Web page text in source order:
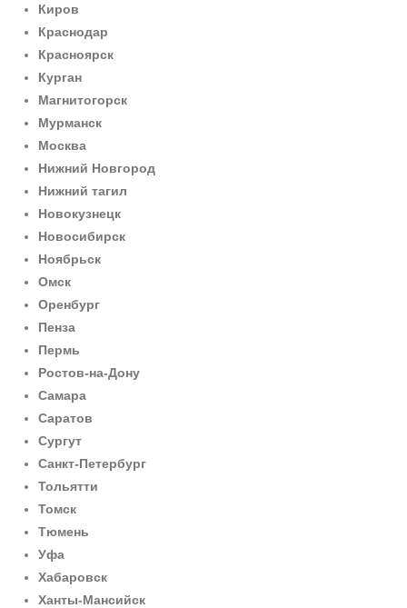
Киров
Краснодар
Красноярск
Курган
Магнитогорск
Мурманск
Москва
Нижний Новгород
Нижний тагил
Новокузнецк
Новосибирск
Ноябрьск
Омск
Оренбург
Пенза
Пермь
Ростов-на-Дону
Самара
Саратов
Сургут
Санкт-Петербург
Тольятти
Томск
Тюмень
Уфа
Хабаровск
Ханты-Мансийск